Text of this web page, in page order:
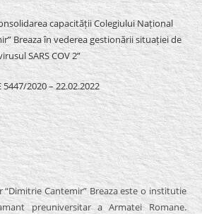
capacității Colegiului Național
Breaza în vederea gestionării situației de
SARS COV 2”
2020 – 22.02.2022
Cantemir” Breaza este o institutie
preuniversitar a Armatei Romane.